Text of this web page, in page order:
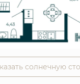
солнечную